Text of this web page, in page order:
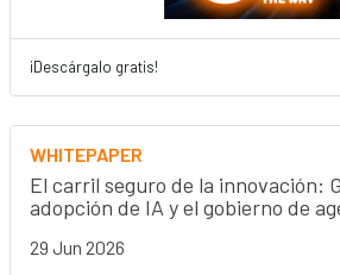
¡Descárgalo gratis!
WHITEPAPER
El carril seguro de la innovación:
adopción de IA y el gobierno de
29 Jun 2026